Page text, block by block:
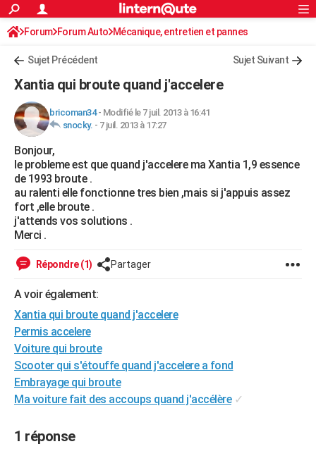
ACTUALITÉS
Politique
Société
Faits Divers
Education
Monde
Villes
+
FINANCE
Retraite
Impôts
Epargne
Immobilier
Risques naturels par ville
Banque
Assurance
Crédit
AUTO
Essais
Réserver un essai
Citadines
Berlines
SUV
Forum auto
+HIGH-TECH
Mobiles
Meilleur smartphone
Internet
Ordinateurs
Jeux vidéo
Guide high-tech
+BRICOLAGE
Forum
Aménagement intérieur
Extérieur
Cuisine
Salle de bains
Jardinage
Rangement
WEEK-END
Art de vivre
Bien-être
Loisirs
Mode
Modes de vie
Alimentation
Guide de la santé
Maladies
Médicaments
Sommeil
Destinations
City break
Voyage nature
Voyage de noces
Forum
Climat
+PHOTO
GUIDES D'ACHAT
BONS PLANS
Carte de Noël
Carte Bonne année
Carte Saint-Valentin
Carte Pâques
Carte d'anniversaire
DICTIONNAIRE
Rechercher
S'inscrire
Connexion
Forum Forum Auto Mécanique, entretien et pannes
Sujet Précédent Sujet Suivant
Xantia qui broute quand j'accelere
bricoman34- Modifié le 7 juil. 2013 à 16:41
snocky. - 7 juil. 2013 à 17:27
Bonjour,
le probleme est que quand j'accelere ma Xantia 1,9 essence
de 1993 broute .
au ralenti elle fonctionne tres bien ,mais si j'appuis assez
fort ,elle broute .
j'attends vos solutions .
Merci .
Répondre (1) Partager
A voir également:
Xantia qui broute quand j'accelere
Permis accelere
Voiture qui broute
Scooter qui s'étouffe quand j'accelere a fond
Embrayage qui broute
Ma voiture fait des accoups quand j'accélère ✓
1 réponse